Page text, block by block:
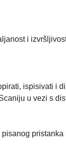
i
ispisivati ​​i
u vezi s
pristanka